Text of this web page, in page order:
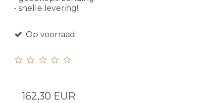
- snelle levering!
Op voorraad
162,30 EUR